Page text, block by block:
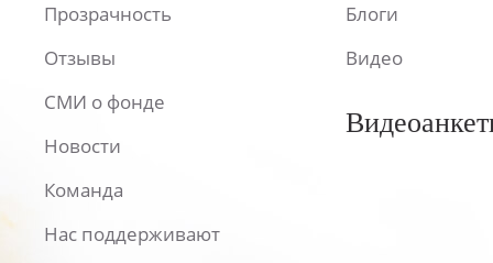
Прозрачность
Отзывы
СМИ о фонде
Новости
Команда
Нас поддерживают
Блоги
Видео